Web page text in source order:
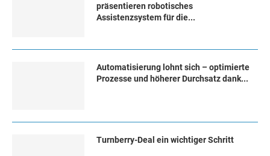
präsentieren robotisches
Assistenzsystem für die...
Automatisierung lohnt sich – optimierte
Prozesse und höherer Durchsatz dank...
Turn­ber­ry-Deal ein wich­ti­ger Schritt